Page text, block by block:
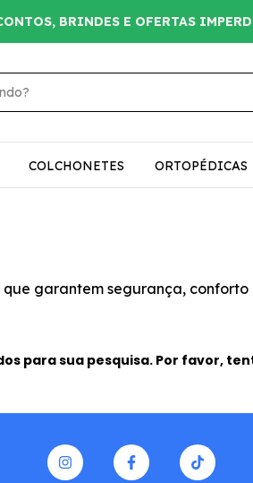
BRINDES E OFERTAS
COLCHONETES ORTOPÉDICAS
garantem segurança, conforto
para sua pesquisa. Por favor,